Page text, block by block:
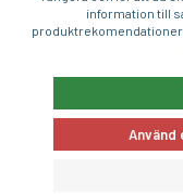
information till
produktrekomendationer
Använd